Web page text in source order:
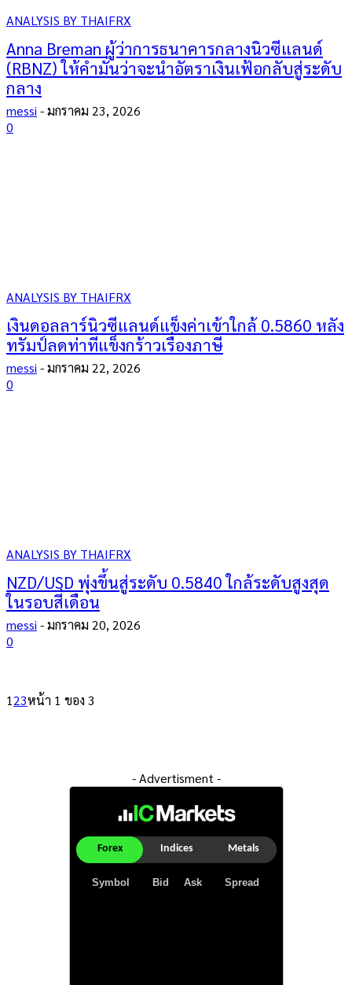
ANALYSIS BY THAIFRX
Anna Breman ผู้ว่าการธนาคารกลางนิวซีแลนด์
(RBNZ) ให้คำมั่นว่าจะนำอัตราเงินเฟ้อกลับสู่ระดับ
กลาง
messi -มกราคม 23, 2026
0
ANALYSIS BY THAIFRX
เงินดอลลาร์นิวซีแลนด์แข็งค่าเข้าใกล้ 0.5860 หลัง
ทรัมป์ลดท่าทีแข็งกร้าวเรื่องภาษี
messi -มกราคม 22, 2026
0
ANALYSIS BY THAIFRX
NZD/USD พุ่งขึ้นสู่ระดับ 0.5840 ใกล้ระดับสูงสุด
ในรอบสี่เดือน
messi -มกราคม 20, 2026
0
123หน้า 1 ของ 3
- Advertisment -